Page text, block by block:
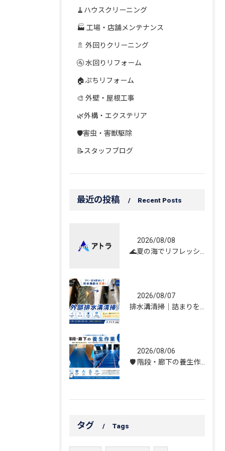
🧹ハウスクリーニング
🏭 工場・店舗メンテナンス
🚿 外回りクリーニング
🚰 水回りリフォーム
🏠ぷちリフォーム
🎨 外壁・屋根工事
🌿外構・エクステリア
🛡️害虫・害獣駆除
📝スタッフブログ
最近の投稿 Recent Posts
2026/08/08
2026/08/07
2026/08/06
タグ Tags